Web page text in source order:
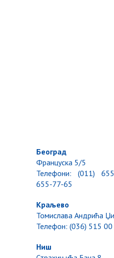
Београд
Француска 5/5
Телефони: (011)
655-77-65
Kраљево
Томислава Андрића
Телефон: (036) 515
Ниш